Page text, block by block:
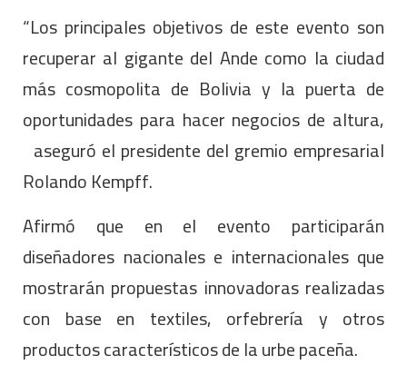
“Los principales objetivos de este evento son
recuperar al gigante del Ande como la ciudad
más cosmopolita de Bolivia y la puerta de
oportunidades para hacer negocios de altura,
aseguró el presidente del gremio empresarial
Rolando Kempff.
Afirmó que en el evento participarán
diseñadores nacionales e internacionales que
mostrarán propuestas innovadoras realizadas
con base en textiles, orfebrería y otros
productos característicos de la urbe paceña.